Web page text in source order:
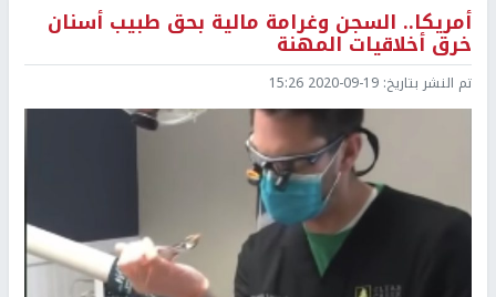
أمريكا.. السجن وغرامة مالية بحق طبيب أسنان
خرق أخلاقيات المهنة
تم النشر بتاريخ: 2020-09-19 15:26